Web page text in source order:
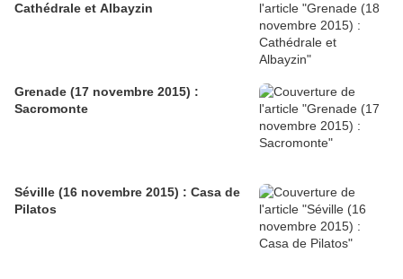
Cathédrale et Albayzin
Grenade (17 novembre 2015) :
Sacromonte
Séville (16 novembre 2015) : Casa de
Pilatos